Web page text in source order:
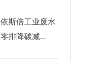
依斯倍工业废水
零排降碳减...